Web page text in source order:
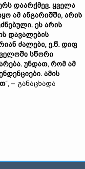
დაარქმევ. ყველა
ამ ანგარიშში, არის
ეს არის
დავალების
ძალები, ე.წ. დიფ
სწორი
უნდათ, რომ ამ
ამის
“, – განაცხადა